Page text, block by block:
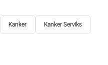
Kanker Kanker Serviks